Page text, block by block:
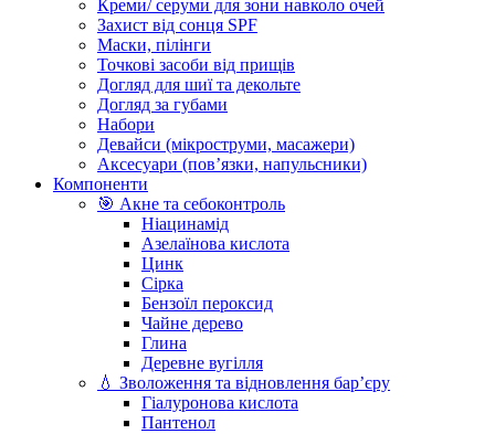
Креми/ серуми для зони навколо очей
Захист від сонця SPF
Маски, пілінги
Точкові засоби від прищів
Догляд для шиї та декольте
Догляд за губами
Набори
Девайси (мікроструми, масажери)
Аксесуари (повʼязки, напульсники)
Компоненти
🎯 Акне та себоконтроль
Ніацинамід
Азелаїнова кислота
Цинк
Сірка
Бензоїл пероксид
Чайне дерево
Глина
Деревне вугілля
💧 Зволоження та відновлення бар’єру
Гіалуронова кислота
Пантенол